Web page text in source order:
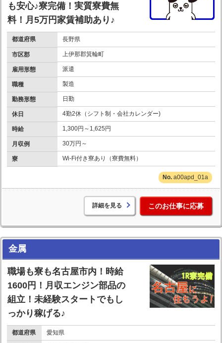
も安心♪寮完備！実質寮費無
料！月5万円家賃補助あり♪
都道府県 長野県
市区郡 上伊那郡箕輪町
雇用形態 派遣
職種 製造
勤務形態 日勤
休日 4勤2休（シフト制・会社カレンダー)
時給 1,300円～1,625円
月収例 30万円～
寮 Wi-Fi付き寮あり（寮費無料）
a00apd_01a
詳細を見る このお仕事に応募
金属
職場も寮も名古屋市内！時給
1600円！月収エンジン部品の
組立！未経験スタートでもし
っかり稼げる♪
都道府県 愛知県